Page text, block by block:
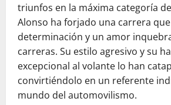
triunfos en la máxima categoría
Alonso ha forjado una carrera
determinación y un amor
carreras. Su estilo agresivo y su
excepcional al volante lo han
convirtiéndolo en un referente
mundo del automovilismo.